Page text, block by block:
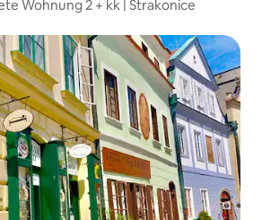
Wohnung 2 + kk | Strakonice